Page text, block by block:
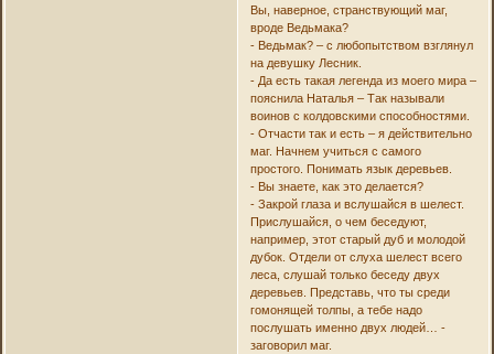
Вы, наверное, странствующий маг,
вроде Ведьмака?
- Ведьмак? – с любопытством взглянул
на девушку Лесник.
- Да есть такая легенда из моего мира –
пояснила Наталья – Так называли
воинов с колдовскими способностями.
- Отчасти так и есть – я действительно
маг. Начнем учиться с самого
простого. Понимать язык деревьев.
- Вы знаете, как это делается?
- Закрой глаза и вслушайся в шелест.
Прислушайся, о чем беседуют,
например, этот старый дуб и молодой
дубок. Отдели от слуха шелест всего
леса, слушай только беседу двух
деревьев. Представь, что ты среди
гомонящей толпы, а тебе надо
послушать именно двух людей… -
заговорил маг.